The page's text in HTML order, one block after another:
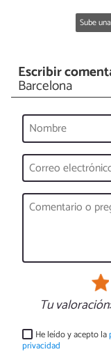
Sube
Escribir
Barcelona
Tu valoración:
He leído y acepto la
privacidad